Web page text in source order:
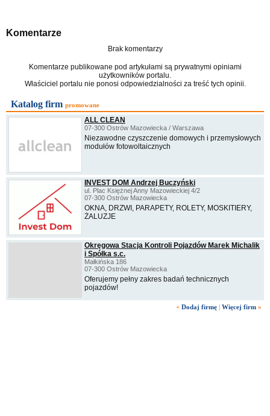
Komentarze
Brak komentarzy
Komentarze publikowane pod artykułami są prywatnymi opiniami
użytkowników portalu.
Właściciel portalu nie ponosi odpowiedzialności za treść tych opinii.
Katalog firm promowane
ALL CLEAN
07-300 Ostrów Mazowiecka / Warszawa
Niezawodne czyszczenie domowych i przemysłowych
modułów fotowoltaicznych
INVEST DOM Andrzej Buczyński
ul. Plac Księżnej Anny Mazowieckiej 4/2
07-300 Ostrów Mazowiecka
OKNA, DRZWI, PARAPETY, ROLETY, MOSKITIERY,
ŻALUZJE
Okręgowa Stacja Kontroli Pojazdów Marek Michalik
i Spółka s.c.
Małkińska 186
07-300 Ostrów Mazowiecka
Oferujemy pełny zakres badań technicznych
pojazdów!
+ Dodaj firmę | Więcej firm »